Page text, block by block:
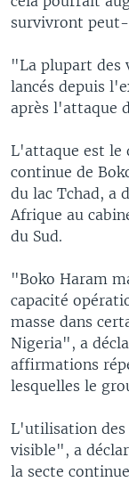
survivront peut-
"La plupart des
lancés depuis
après l'attaque
L'attaque est le
continue de
du lac Tchad, a
Afrique au
du Sud.
"Boko Haram
capacité
masse dans
Nigeria", a
affirmations
lesquelles le
L'utilisation
visible", a
la secte